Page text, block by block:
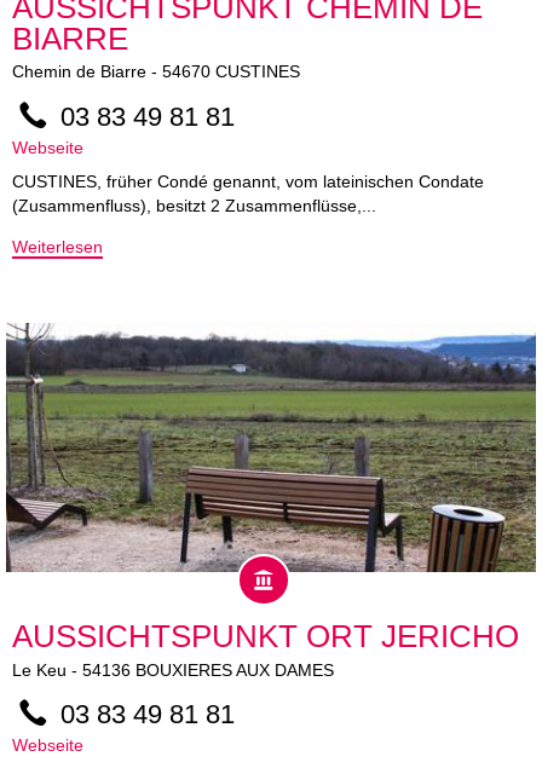
AUSSICHTSPUNKT CHEMIN DE
BIARRE
Chemin de Biarre - 54670 CUSTINES
03 83 49 81 81
Webseite
CUSTINES, früher Condé genannt, vom lateinischen Condate
(Zusammenfluss), besitzt 2 Zusammenflüsse,...
Weiterlesen
AUSSICHTSPUNKT ORT JERICHO
Le Keu - 54136 BOUXIERES AUX DAMES
03 83 49 81 81
Webseite